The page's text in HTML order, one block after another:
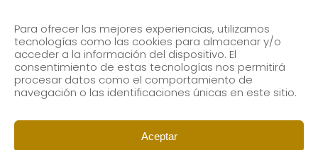
Para ofrecer las mejores experiencias, utilizamos
tecnologías como las cookies para almacenar y/o
acceder a la información del dispositivo. El
consentimiento de estas tecnologías nos permitirá
procesar datos como el comportamiento de
navegación o las identificaciones únicas en este sitio.
Aceptar
Subscribe to our newsletter to receive our news by
email.